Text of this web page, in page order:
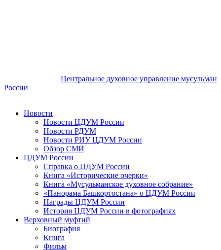
Центральное духовное управление мусульман
России
Новости
Новости ЦДУМ России
Новости РДУМ
Новости РИУ ЦДУМ России
Обзор СМИ
ЦДУМ России
Справка о ЦДУМ России
Книга «Исторические очерки»
Книга «Мусульманское духовное собрание»
«Панорама Башкортостана» о ЦДУМ России
Награды ЦДУМ России
История ЦДУМ России в фотографиях
Верховный муфтий
Биография
Книга
Фильм